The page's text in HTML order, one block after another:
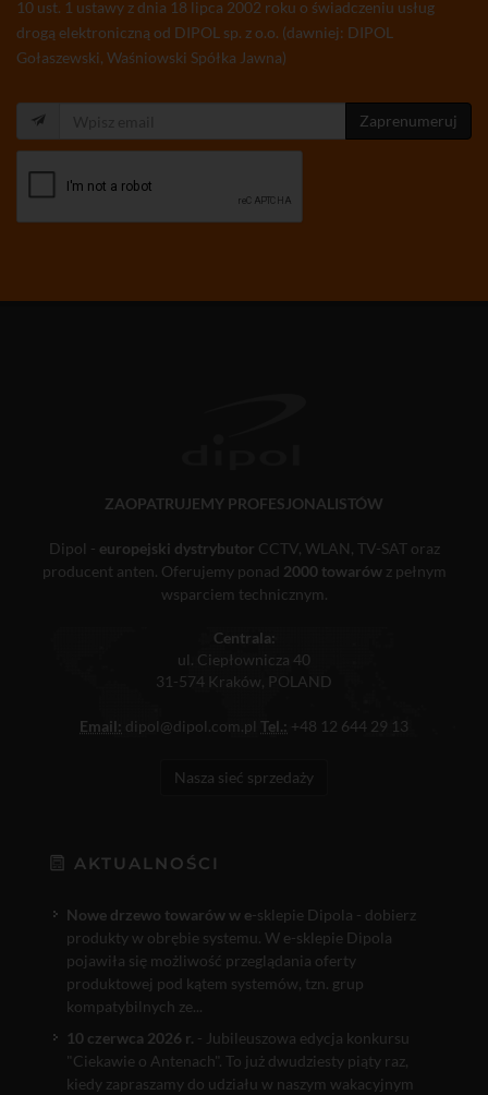
10 ust. 1 ustawy z dnia 18 lipca 2002 roku o świadczeniu usług
drogą elektroniczną od DIPOL sp. z o.o. (dawniej: DIPOL
Gołaszewski, Waśniowski Spółka Jawna)
Zaprenumeruj
ZAOPATRUJEMY PROFESJONALISTÓW
Dipol - europejski dystrybutor CCTV, WLAN, TV-SAT oraz
producent anten. Oferujemy ponad 2000 towarówz pełnym
wsparciem technicznym.
Centrala:
ul. Ciepłownicza 40
31-574 Kraków, POLAND
Email: dipol@dipol.com.pl Tel.: +48 12 644 29 13
Nasza sieć sprzedaży
AKTUALNOŚCI
Nowe drzewo towarów w e-sklepie Dipola - dobierz
produkty w obrębie systemu. W e-sklepie Dipola
pojawiła się możliwość przeglądania oferty
produktowej pod kątem systemów, tzn. grup
kompatybilnych ze...
10 czerwca 2026 r. - Jubileuszowa edycja konkursu
"Ciekawie o Antenach". To już dwudziesty piąty raz,
kiedy zapraszamy do udziału w naszym wakacyjnym